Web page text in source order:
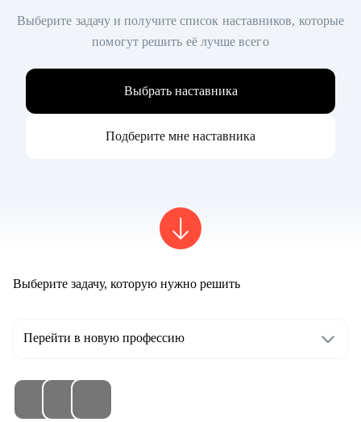
Выберите задачу и получите список наставников, которые
помогут решить её лучше всего
Выбрать наставника
Подберите мне наставника
Выберите задачу, которую нужно решить
Перейти в новую профессию